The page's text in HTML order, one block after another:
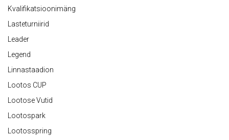
Kvalifikatsioonimäng
Lasteturniirid
Leader
Legend
Linnastaadion
Lootos CUP
Lootose Vutid
Lootospark
Lootosspring